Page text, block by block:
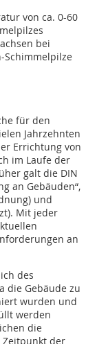
von ca. 0-60
bei
Schimmelpilze
für den
Jahrzehnten
Errichtung von
im Laufe der
galt die DIN
an Gebäuden“,
und
Mit jeder
an
des
die Gebäude zu
wurden und
werden
die
Zeitpunkt der